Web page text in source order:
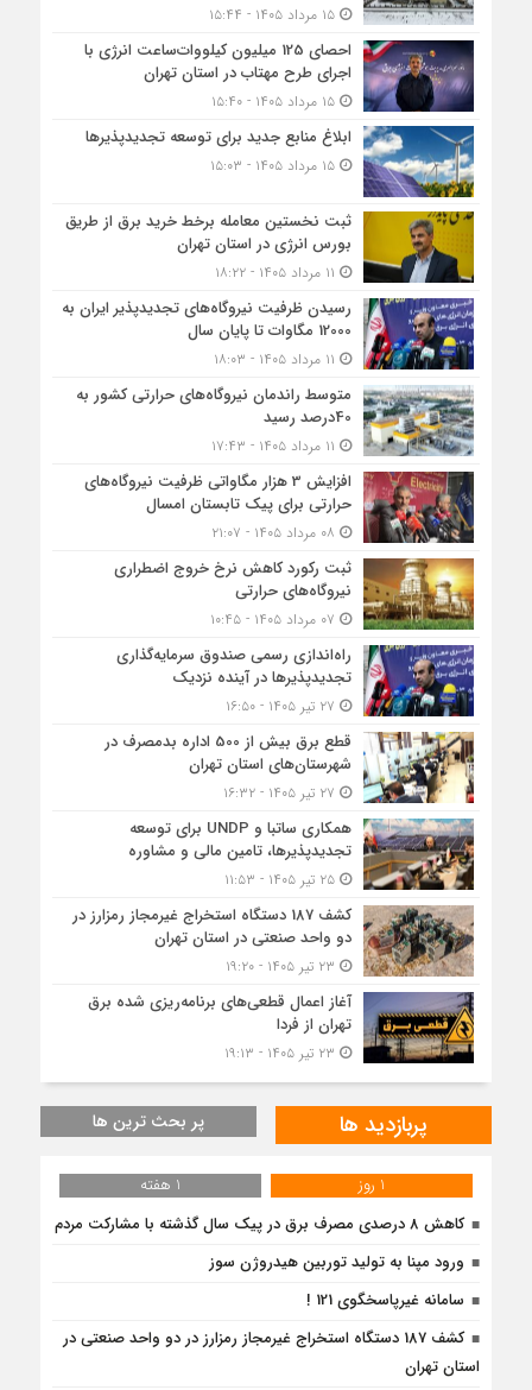
۱۵ مرداد ۱۴۰۵ - ۱۵:۴۴
احصای 125 میلیون کیلووات‌ساعت انرژی با
اجرای طرح مهتاب در استان تهران
۱۵ مرداد ۱۴۰۵ - ۱۵:۴۰
ابلاغ منابع جدید برای توسعه تجدیدپذیرها
۱۵ مرداد ۱۴۰۵ - ۱۵:۰۳
ثبت نخستین معامله برخط خرید برق از طریق
بورس انرژی در استان تهران
رسیدن ظرفیت نیروگاه‌های تجدیدپذیر ایران به
12000 مگاوات تا پایان سال
متوسط راندمان نیروگاه‌های حرارتی کشور به
40درصد رسید
افزایش 3 هزار مگاواتی ظرفیت نیروگاه‌های
حرارتی برای پیک تابستان امسال
ثبت رکورد کاهش نرخ خروج اضطراری
نیروگاه‌های حرارتی
راه‌اندازی رسمی صندوق سرمایه‌گذاری
تجدیدپذیرها در آینده نزدیک
قطع برق بیش از 500 اداره بدمصرف در
شهرستان‌های استان تهران
همکاری ساتبا و UNDP برای توسعه
تجدیدپذیرها، تامین مالی و مشاوره
۲۵ تیر ۱۴۰۵ - ۱۱:۵۳
کشف 187 دستگاه استخراج غیرمجاز رمزارز در
دو واحد صنعتی در استان تهران
آغاز اعمال قطعی‌های برنامه‌ریزی شده برق
تهران از فردا
پربازدید ها پر بحث ترین ها
1 روز
1 هفته
کاهش 8 درصدی مصرف برق در پیک سال گذشته با مشارکت مردم
ورود مپنا به تولید توربین هیدروژن سوز
سامانه غیرپاسخگوی 121 !
کشف 187 دستگاه استخراج غیرمجاز رمزارز در دو واحد صنعتی در
استان تهران